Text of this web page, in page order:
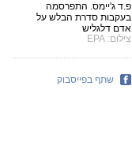
פ.ד ג'יימס. התפרסמה
בעקבות סדרת הבלש על
אדם דלגליש
צילום: EPA
שתף בפייסבוק